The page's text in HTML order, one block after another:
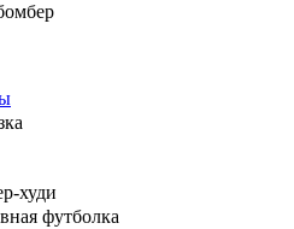
худи
футболка